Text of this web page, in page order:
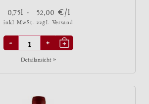
0,75l - 52,00 €/l
inkl MwSt. zzgl. Versand
- +
Detailansicht >